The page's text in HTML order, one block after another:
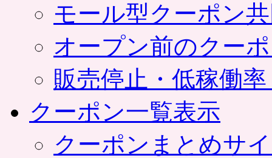
モール型クーポン
オープン前のクー
販売停止・低稼働
クーポン一覧表示
クーポンまとめサ